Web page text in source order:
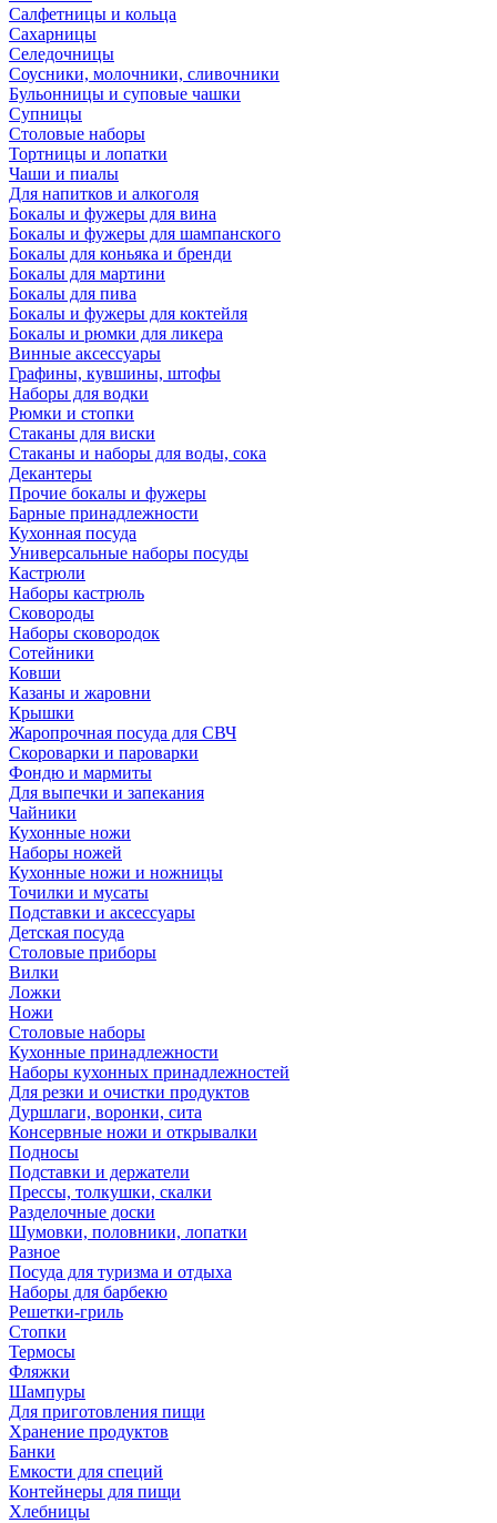
Салфетницы и кольца
Сахарницы
Селедочницы
Соусники, молочники, сливочники
Бульонницы и суповые чашки
Супницы
Столовые наборы
Тортницы и лопатки
Чаши и пиалы
Для напитков и алкоголя
Бокалы и фужеры для вина
Бокалы и фужеры для шампанского
Бокалы для коньяка и бренди
Бокалы для мартини
Бокалы для пива
Бокалы и фужеры для коктейля
Бокалы и рюмки для ликера
Винные аксессуары
Графины, кувшины, штофы
Наборы для водки
Рюмки и стопки
Стаканы для виски
Стаканы и наборы для воды, сока
Декантеры
Прочие бокалы и фужеры
Барные принадлежности
Кухонная посуда
Универсальные наборы посуды
Кастрюли
Наборы кастрюль
Сковороды
Наборы сковородок
Сотейники
Ковши
Казаны и жаровни
Крышки
Жаропрочная посуда для СВЧ
Скороварки и пароварки
Фондю и мармиты
Для выпечки и запекания
Чайники
Кухонные ножи
Наборы ножей
Кухонные ножи и ножницы
Точилки и мусаты
Подставки и аксессуары
Детская посуда
Столовые приборы
Вилки
Ложки
Ножи
Столовые наборы
Кухонные принадлежности
Наборы кухонных принадлежностей
Для резки и очистки продуктов
Дуршлаги, воронки, сита
Консервные ножи и открывалки
Подносы
Подставки и держатели
Прессы, толкушки, скалки
Разделочные доски
Шумовки, половники, лопатки
Разное
Посуда для туризма и отдыха
Наборы для барбекю
Решетки-гриль
Стопки
Термосы
Фляжки
Шампуры
Для приготовления пищи
Хранение продуктов
Банки
Емкости для специй
Контейнеры для пищи
Хлебницы